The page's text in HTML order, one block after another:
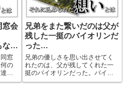
窓会
なく
窓
の
。
友
兄弟をまた繋いだのは父が
残した一挺のバイオリンだ
った
【茨の木】
兄弟の優しさを思い出させてく
れたのは、父が残してくれた一
挺のバイオリンだった。バイオ
リンのルーツをたどるために旅